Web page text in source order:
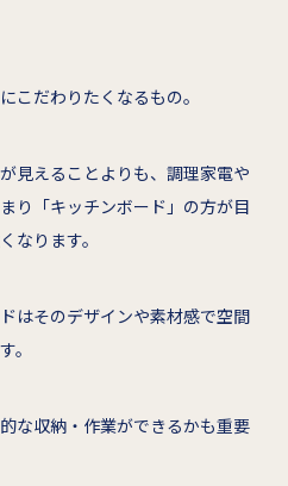
こだわりたくなるもの。
見えることよりも、調理家電や
り「キッチンボード」の方が目
なります。
はそのデザインや素材感で空間
。
な収納・作業ができるかも重要